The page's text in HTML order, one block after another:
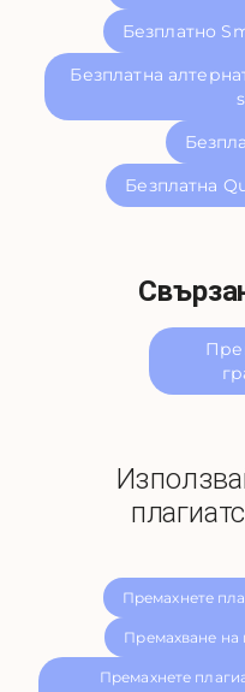
Безплатно
Безплатна
Безплатна
Премахнете
Премахване на
Премахнете